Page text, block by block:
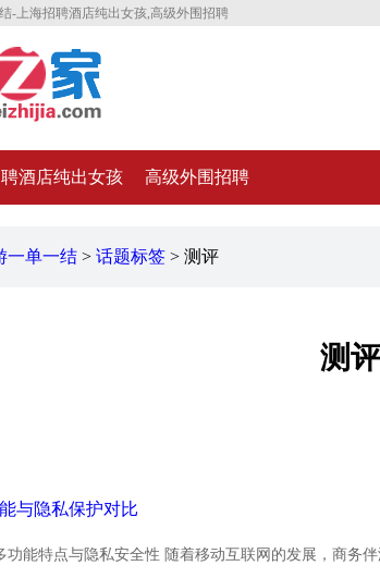
-上海招聘酒店纯出女孩,高级外围招聘
聘酒店纯出女孩 高级外围招聘
一单一结 > 话题标签 > 测评
测
与隐私保护对比
功能特点与隐私安全性 随着移动互联网的发展，商务